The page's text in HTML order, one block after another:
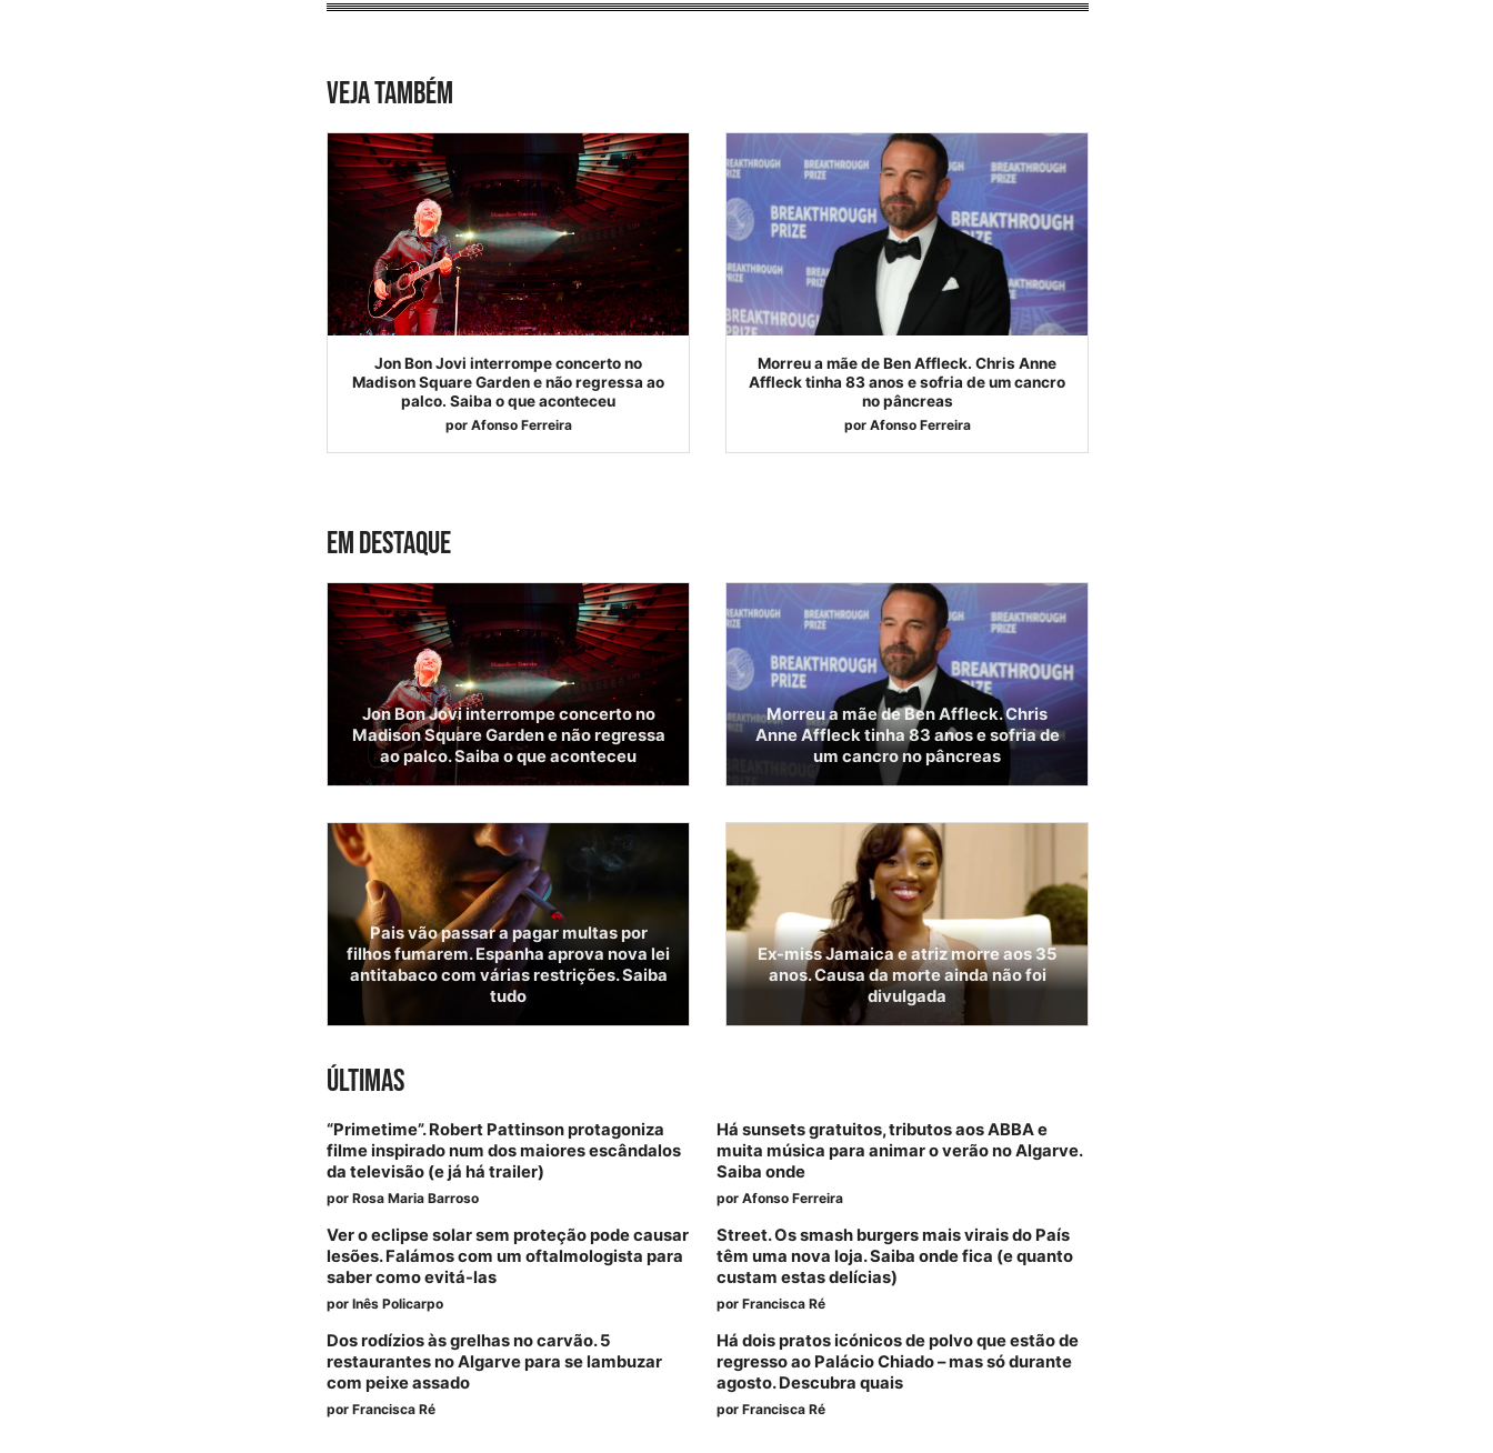
VEJA TAMBÉM
Jon Bon Jovi interrompe concerto no
Madison Square Garden e não regressa ao
palco. Saiba o que aconteceu
por Afonso Ferreira
Morreu a mãe de Ben Affleck. Chris Anne
Affleck tinha 83 anos e sofria de um cancro
no pâncreas
por Afonso Ferreira
EM DESTAQUE
Jon Bon Jovi interrompe concerto no
Madison Square Garden e não regressa
ao palco. Saiba o que aconteceu
Morreu a mãe de Ben Affleck. Chris
Anne Affleck tinha 83 anos e sofria de
um cancro no pâncreas
Pais vão passar a pagar multas por
filhos fumarem. Espanha aprova nova lei
antitabaco com várias restrições. Saiba
tudo
Ex-miss Jamaica e atriz morre aos 35
anos. Causa da morte ainda não foi
divulgada
ÚLTIMAS
“Primetime”. Robert Pattinson protagoniza
filme inspirado num dos maiores escândalos
da televisão (e já há trailer)
por Rosa Maria Barroso
Há sunsets gratuitos, tributos aos ABBA e
muita música para animar o verão no Algarve.
Saiba onde
por Afonso Ferreira
Ver o eclipse solar sem proteção pode causar
lesões. Falámos com um oftalmologista para
saber como evitá-las
por Inês Policarpo
Street. Os smash burgers mais virais do País
têm uma nova loja. Saiba onde fica (e quanto
custam estas delícias)
por Francisca Ré
Dos rodízios às grelhas no carvão. 5
restaurantes no Algarve para se lambuzar
com peixe assado
por Francisca Ré
Há dois pratos icónicos de polvo que estão de
regresso ao Palácio Chiado – mas só durante
agosto. Descubra quais
por Francisca Ré